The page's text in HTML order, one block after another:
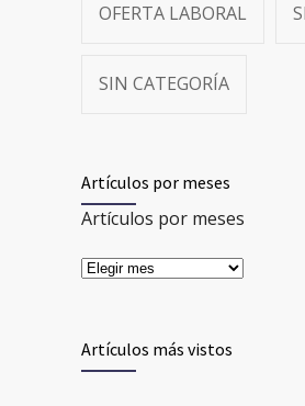
OFERTA LABORAL
SIN CATEGORÍA
Artículos por meses
Artículos por meses
Artículos más vistos